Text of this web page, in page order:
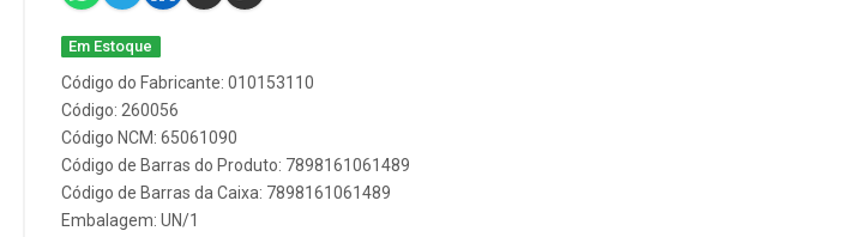
Em Estoque
Código do Fabricante: 010153110
Código: 260056
Código NCM: 65061090
Código de Barras do Produto: 7898161061489
Código de Barras da Caixa: 7898161061489
Embalagem: UN/1